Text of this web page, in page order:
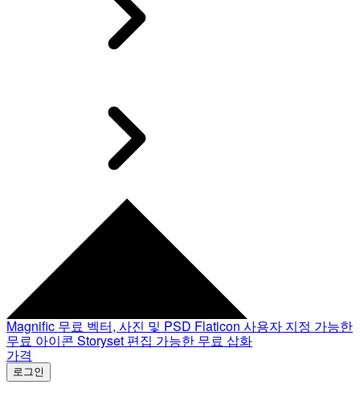
Magnific 무료 벡터, 사진 및 PSD Flaticon 사용자 지정 가능한
무료 아이콘 Storyset 편집 가능한 무료 삽화
가격
로그인